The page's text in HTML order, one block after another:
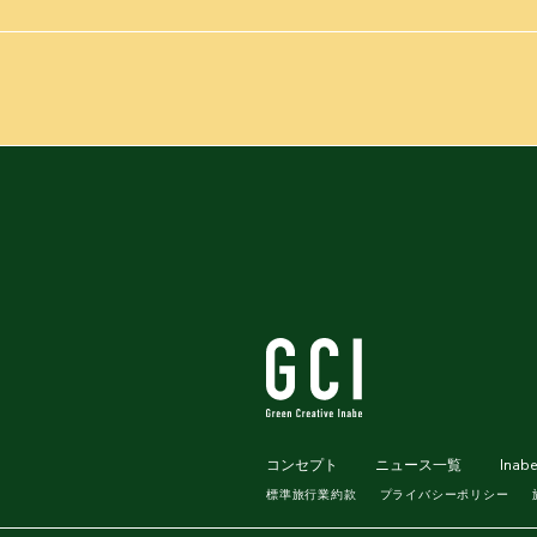
コンセプト ニュース一覧
標準旅行業約款 プライバシーポリシー